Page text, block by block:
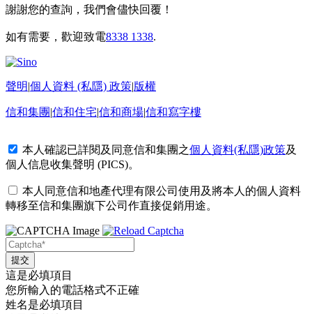
謝謝您的查詢，我們會儘快回覆！
如有需要，歡迎致電8338 1338.
聲明|個人資料 (私隱) 政策|版權
信和集團|信和住宅|信和商場|信和寫字樓
本人確認已詳閱及同意信和集團之個人資料(私隱)政策及
個人信息收集聲明 (PICS)。
本人同意信和地產代理有限公司使用及將本人的個人資料
轉移至信和集團旗下公司作直接促銷用途。
這是必填項目
您所輸入的電話格式不正確
姓名是必填項目